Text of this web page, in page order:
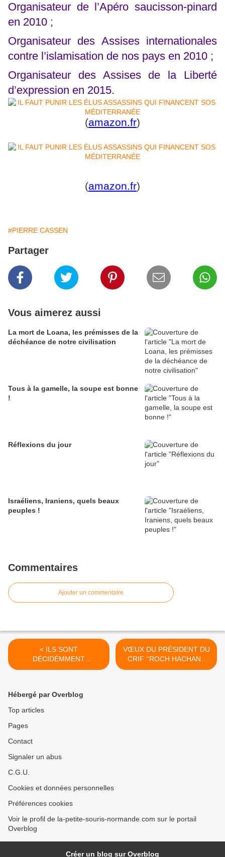
Organisateur de l’Apéro saucisson-pinard
en 2010 ;
Organisateur des Assises internationales
contre l’islamisation de nos pays en 2010 ;
Organisateur des Assises de la Liberté
d’expression en 2015.
(amazon.fr)
(amazon.fr)
#PIERRE CASSEN
Partager
Vous aimerez aussi
La mort de Loana, les prémisses de la
déchéance de notre civilisation
Tous à la gamelle, la soupe est bonne
!
Réflexions du jour
Israéliens, Iraniens, quels beaux
peuples !
Commentaires
Ajouter un commentaire
< ILS SONT
DÉCIDÉMMENT
INCORRIGIBLES…
VŒUX DU PRÉSIDENT DU
CRIF ‘‘ROCH HACHANA
CONTRE LES
Hébergé par Overblog
Top articles
Pages
Contact
Signaler un abus
C.G.U.
Cookies et données personnelles
Préférences cookies
Voir le profil de la-petite-souris-normande.com sur le portail
Overblog
Créer un blog sur Overblog